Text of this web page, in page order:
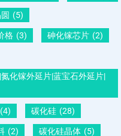
(5)
格 (3) 砷化镓芯片 (2)
化镓外延片|蓝宝石外延片|
(4) 碳化硅 (28)
(2) 碳化硅晶体 (5)